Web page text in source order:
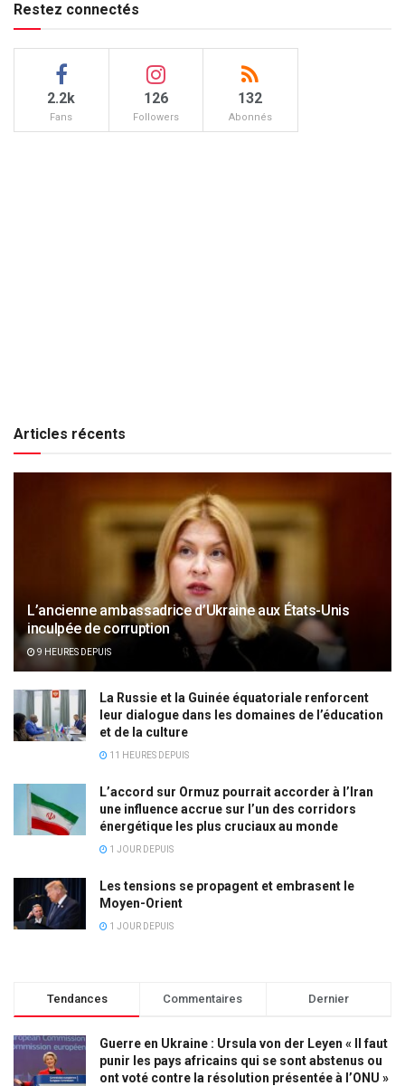
Restez connectés
2.2k
Fans
126
Followers
132
Abonnés
Articles récents
L’ancienne ambassadrice d’Ukraine aux États-Unis
inculpée de corruption
9 HEURES DEPUIS
La Russie et la Guinée équatoriale renforcent
leur dialogue dans les domaines de l’éducation
et de la culture
11 HEURES DEPUIS
L’accord sur Ormuz pourrait accorder à l’Iran
une influence accrue sur l’un des corridors
énergétique les plus cruciaux au monde
1 JOUR DEPUIS
Les tensions se propagent et embrasent le
Moyen-Orient
1 JOUR DEPUIS
Tendances Commentaires Dernier
Guerre en Ukraine : Ursula von der Leyen « Il faut
punir les pays africains qui se sont abstenus ou
ont voté contre la résolution présentée à l’ONU »